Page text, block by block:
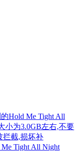
Hold Me Tight All
小为3.0GB左右,不要
拦截,损坏补
Tight All Night